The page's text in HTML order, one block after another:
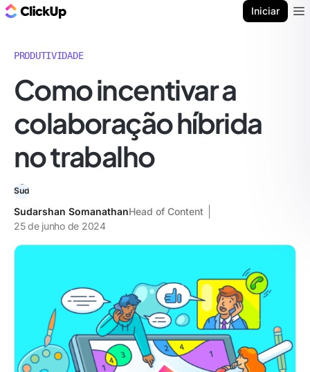
Iniciar
PRODUTIVIDADE
Como incentivar a
colaboração híbrida
no trabalho
Sudarshan SomanathanHead of Content
25 de junho de 2024